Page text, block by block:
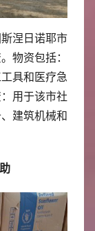
涅日诺耶市
物资包括：
具和医疗急
用于该市社
建筑机械和